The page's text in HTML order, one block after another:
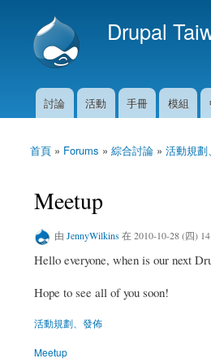
Drupal
主選單
討論 活動 手冊 模組
您在這裡
首頁 » Forums » 綜合討論 » 活動規劃
Meetup
由 JennyWilkins 在 2010-10-28 (四)
Hello everyone, when is our next
Hope to see all of you soon!
活動規劃、發佈
Meetup